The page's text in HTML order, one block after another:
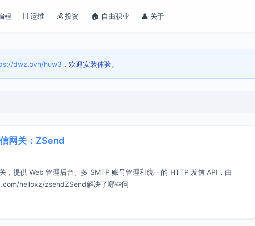
程 🗄️ 运维 💰 投资 🏠 自由职业 👤 关于
dwz.ovh/huw3 ，欢迎安装体验。
网关：ZSend
提供 Web 管理后台、多 SMTP 账号管理和统一的 HTTP 发信 API，由
helloxz/zsendZSend解决了哪些问